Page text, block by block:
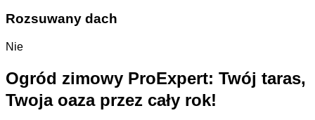
Rozsuwany dach
Nie
Ogród zimowy ProExpert: Twój taras,
Twoja oaza przez cały rok!